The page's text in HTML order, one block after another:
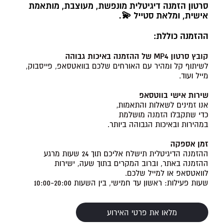
סרטון הזמנה דיגיטלית מונפשת, מעוצבת, מותאמת
אישית, ומלאת סטייל 💫.
ההזמנה כוללת:
קובץ סרטון MP4 של ההזמנה באיכות גבוהה
לשיתוף קל ומהיר עם האורחים שלכם בוואטסאפ, פייסבוק,
מייל ועוד.
שירות אישי בווטסאפ
אנו זמינים לשאלות והתאמות,
כדי שתקבלו הזמנה מושלמת
במהירות ובאיכות הגבוהה ביותר.
זמן אספקה
ההזמנה הדיגיטלית תישלח אליכם תוך 24 שעות מרגע
ההזמנה באתר, וברוב המקרים בתוך שעה, ישירות
לוואטסאפ או למייל שלכם.
שעות פעילות: ראשון עד חמישי, בין השעות 10:00-20:00
מלאו את פרטי האירוע